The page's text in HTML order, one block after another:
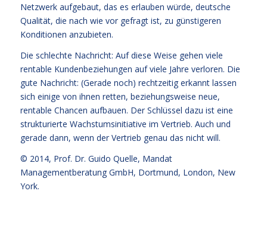
Netzwerk aufgebaut, das es erlauben würde, deutsche
Qualität, die nach wie vor gefragt ist, zu günstigeren
Konditionen anzubieten.
Die schlechte Nachricht: Auf diese Weise gehen viele
rentable Kundenbeziehungen auf viele Jahre verloren. Die
gute Nachricht: (Gerade noch) rechtzeitig erkannt lassen
sich einige von ihnen retten, beziehungsweise neue,
rentable Chancen aufbauen. Der Schlüssel dazu ist eine
strukturierte Wachstumsinitiative im Vertrieb. Auch und
gerade dann, wenn der Vertrieb genau das nicht will.
© 2014, Prof. Dr. Guido Quelle, Mandat
Managementberatung GmbH, Dortmund, London, New
York.